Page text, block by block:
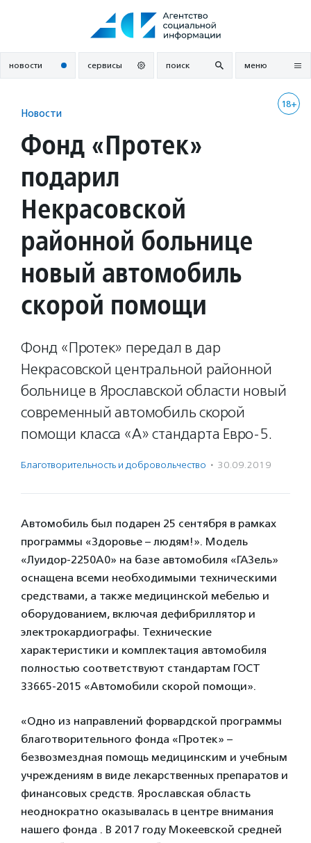
новости сервисы поиск меню
18+
Новости
Фонд «Протек»
подарил
Некрасовской
районной больнице
новый автомобиль
скорой помощи
Фонд «Протек» передал в дар
Некрасовской центральной районной
больнице в Ярославской области новый
современный автомобиль скорой
помощи класса «А» стандарта Евро-5.
Благотвори­тель­ность и доброволь­чест­во · 30.09.2019
Автомобиль был подарен 25 сентября в рамках
программы «Здоровье – людям!». Модель
«Луидор-2250А0» на базе автомобиля «ГАЗель»
оснащена всеми необходимыми техническими
средствами, а также медицинской мебелью и
оборудованием, включая дефибриллятор и
электрокардиографы. Технические
характеристики и комплектация автомобиля
полностью соответствуют стандартам ГОСТ
33665-2015 «Автомобили скорой помощи».
«Одно из направлений форвардской программы
благотворительного фонда «Протек» –
безвозмездная помощь медицинским и учебным
учреждениям в виде лекарственных препаратов и
финансовых средств. Ярославская область
неоднократно оказывалась в центре внимания
нашего фонда . В 2017 году Мокеевской средней